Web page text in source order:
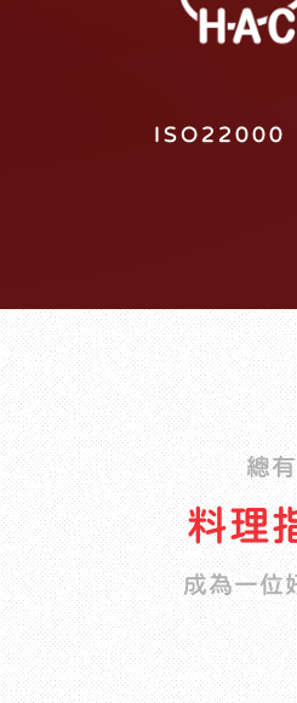
ISO22000
總有
料理
成為一位